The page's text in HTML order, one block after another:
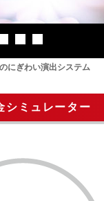
にぎわい演出システム
シミュレーター